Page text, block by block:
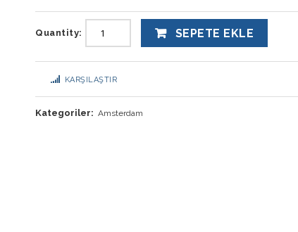
Quantity: SEPETE EKLE
KARŞILAŞTIR
Kategoriler: Amsterdam